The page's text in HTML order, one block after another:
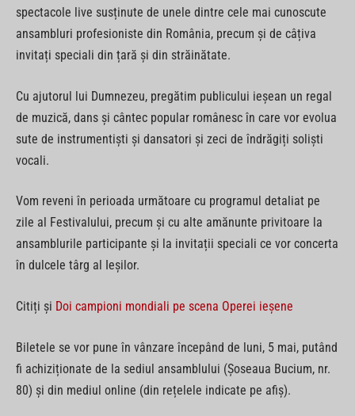
spectacole live susținute de unele dintre cele mai cunoscute
ansambluri profesioniste din România, precum și de câțiva
invitați speciali din țară și din străinătate.
Cu ajutorul lui Dumnezeu, pregătim publicului ieșean un regal
de muzică, dans și cântec popular românesc în care vor evolua
sute de instrumentiști și dansatori și zeci de îndrăgiți soliști
vocali.
Vom reveni în perioada următoare cu programul detaliat pe
zile al Festivalului, precum și cu alte amănunte privitoare la
ansamblurile participante și la invitații speciali ce vor concerta
în dulcele târg al Ieșilor.
Citiți și Doi campioni mondiali pe scena Operei ieșene
Biletele se vor pune în vânzare începând de luni, 5 mai, putând
fi achiziționate de la sediul ansamblului (Șoseaua Bucium, nr.
80) și din mediul online (din rețelele indicate pe afiș).